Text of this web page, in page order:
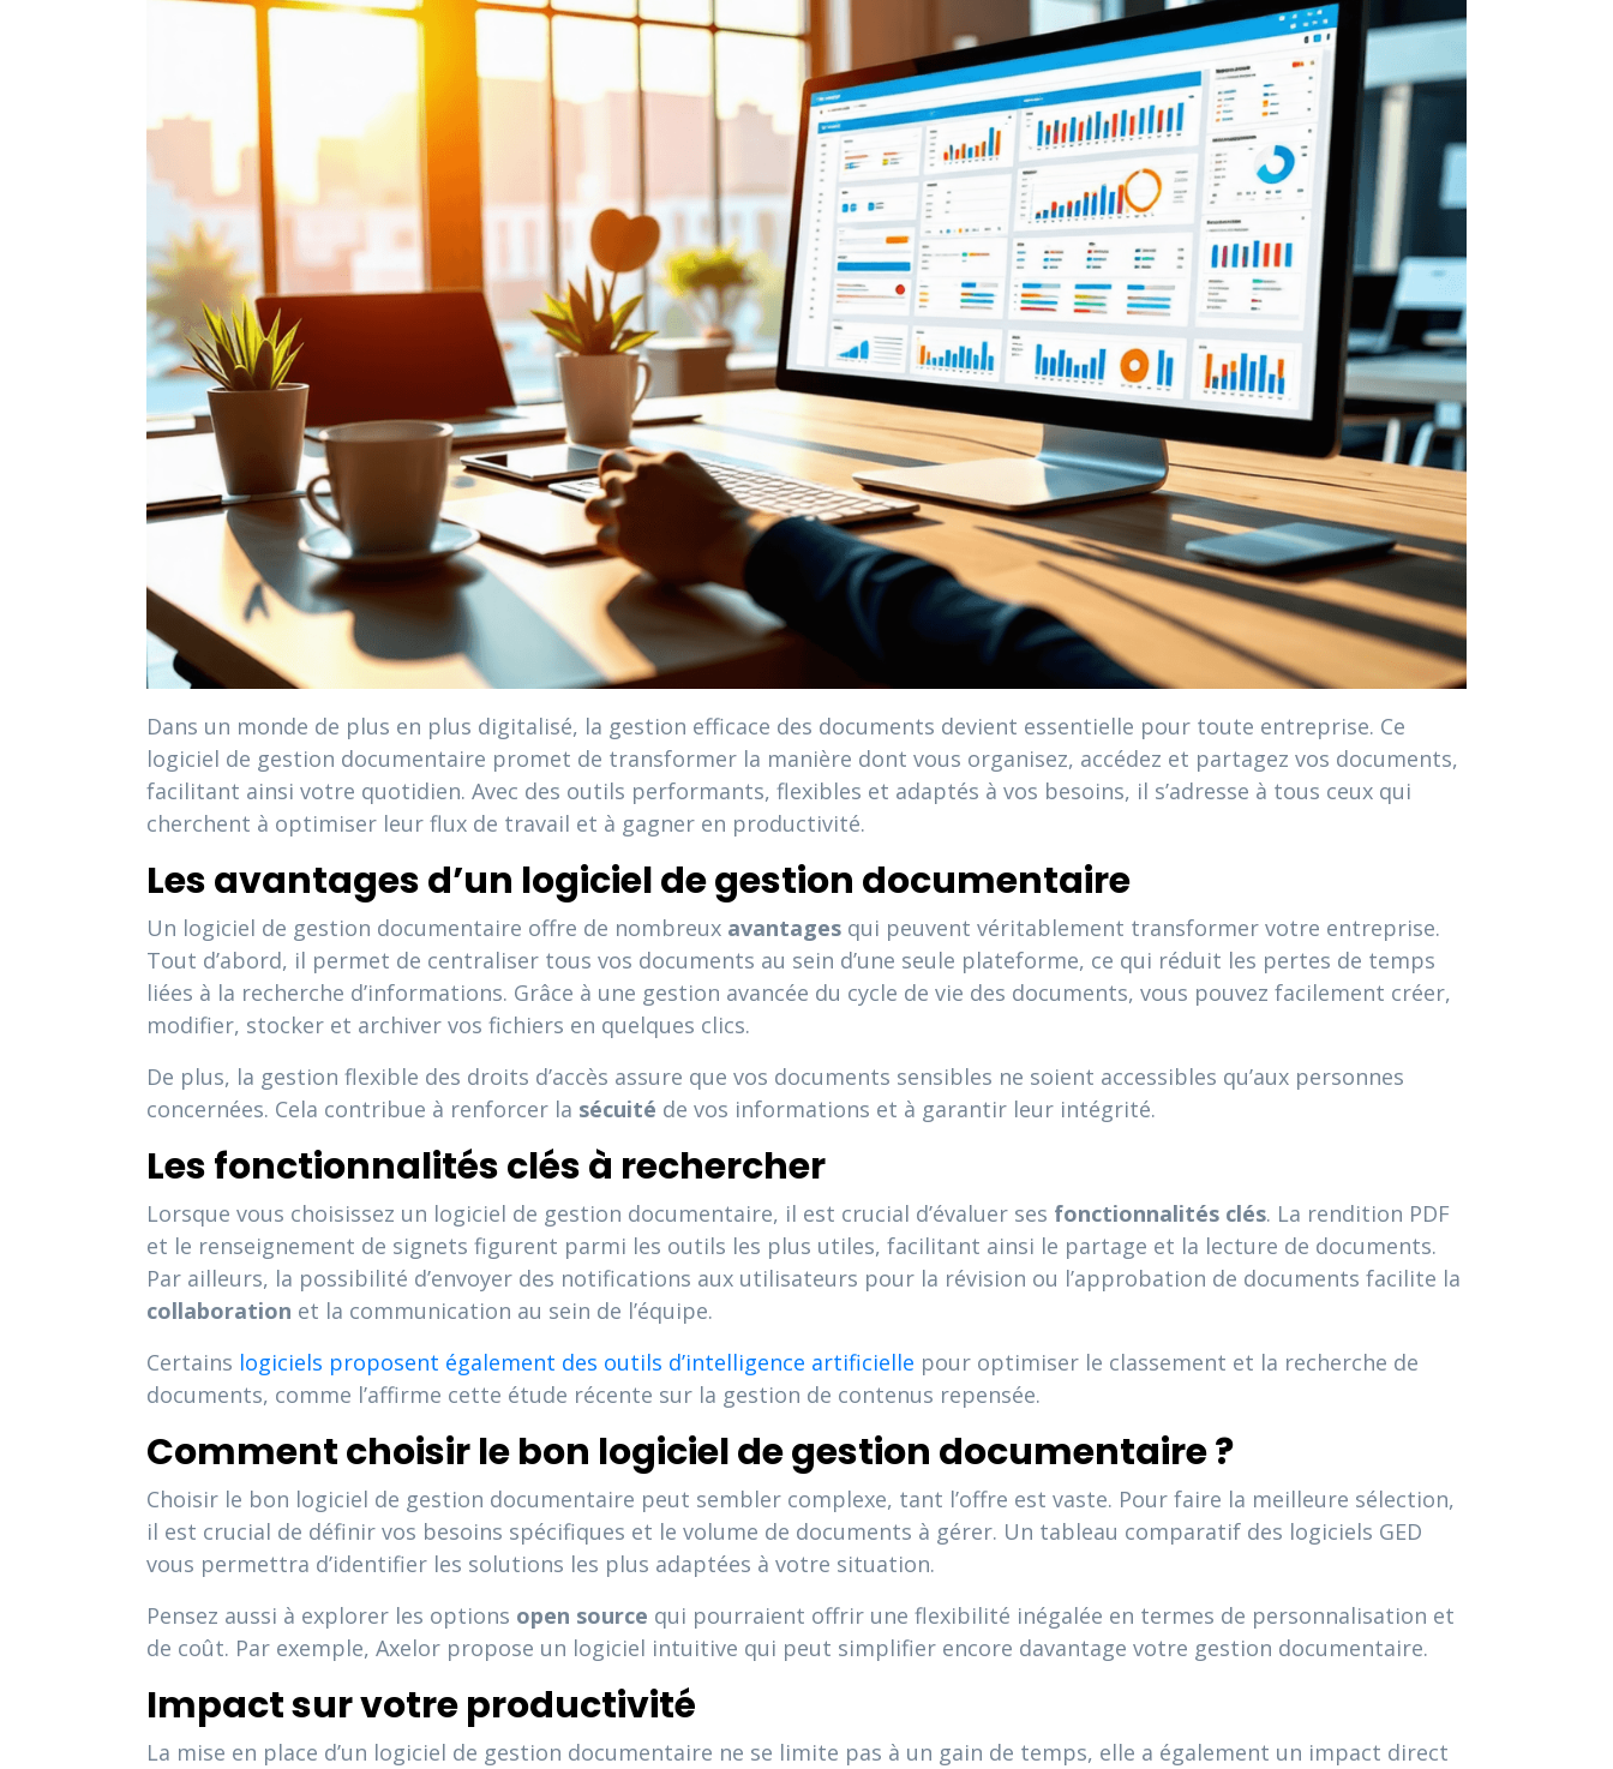
Dans un monde de plus en plus digitalisé, la gestion efficace des documents devient essentielle pour toute entreprise. Ce
logiciel de gestion documentaire promet de transformer la manière dont vous organisez, accédez et partagez vos documents,
facilitant ainsi votre quotidien. Avec des outils performants, flexibles et adaptés à vos besoins, il s’adresse à tous ceux qui
cherchent à optimiser leur flux de travail et à gagner en productivité.
Les avantages d’un logiciel de gestion documentaire
Un logiciel de gestion documentaire offre de nombreux avantages qui peuvent véritablement transformer votre entreprise.
Tout d’abord, il permet de centraliser tous vos documents au sein d’une seule plateforme, ce qui réduit les pertes de temps
liées à la recherche d’informations. Grâce à une gestion avancée du cycle de vie des documents, vous pouvez facilement créer,
modifier, stocker et archiver vos fichiers en quelques clics.
De plus, la gestion flexible des droits d’accès assure que vos documents sensibles ne soient accessibles qu’aux personnes
concernées. Cela contribue à renforcer la sécuité de vos informations et à garantir leur intégrité.
Les fonctionnalités clés à rechercher
Lorsque vous choisissez un logiciel de gestion documentaire, il est crucial d’évaluer ses fonctionnalités clés. La rendition PDF
et le renseignement de signets figurent parmi les outils les plus utiles, facilitant ainsi le partage et la lecture de documents.
Par ailleurs, la possibilité d’envoyer des notifications aux utilisateurs pour la révision ou l’approbation de documents facilite la
collaboration et la communication au sein de l’équipe.
Certains logiciels proposent également des outils d’intelligence artificielle pour optimiser le classement et la recherche de
documents, comme l’affirme cette étude récente sur la gestion de contenus repensée.
Comment choisir le bon logiciel de gestion documentaire ?
Choisir le bon logiciel de gestion documentaire peut sembler complexe, tant l’offre est vaste. Pour faire la meilleure sélection,
il est crucial de définir vos besoins spécifiques et le volume de documents à gérer. Un tableau comparatif des logiciels GED
vous permettra d’identifier les solutions les plus adaptées à votre situation.
Pensez aussi à explorer les options open source qui pourraient offrir une flexibilité inégalée en termes de personnalisation et
de coût. Par exemple, Axelor propose un logiciel intuitive qui peut simplifier encore davantage votre gestion documentaire.
Impact sur votre productivité
La mise en place d’un logiciel de gestion documentaire ne se limite pas à un gain de temps, elle a également un impact direct